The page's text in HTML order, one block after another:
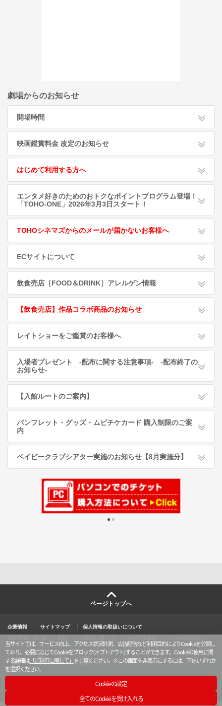
劇場からのお知らせ
開場時間
映画鑑賞料金 改定のお知らせ
はじめて利用する方へ
エンタメ好きのためのおトクなポイントプログラム登場！
「TOHO-ONE」2026年3月3日スタート！
TOHOシネマズからのメールが届かないお客様へ
ECサイトについて
飲食売店［FOOD＆DRINK］アレルゲン情報
【飲食売店】作品コラボ商品のお知らせ
レイトショーをご鑑賞のお客様へ
入場者プレゼント -配布に関する注意事項- -配布終了の
お知らせ-
【入館ルートのご案内】
パンフレット・グッズ・ムビチケカード 購入制限のご案
内
ベイビークラブシアター実施のお知らせ【8月実施分】
ページトップへ
企業情報 サイトマップ
個人情報の取扱いについて
y
l
r
当サイトでは、サービス向上、アクセス状況計測、広告配信など利用目的によりCookieを分類し
ており、必要に応じてCookieをブロック(オプトアウト)することができます。Cookieの使用に関
する詳細は「ご利用に際して」 をご覧ください。 ※この画面を非表示にするには、下記いずれか
を選択ください。
Cookieの設定
全てのCookieを受け入れる